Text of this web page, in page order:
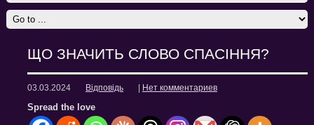
ЩО ЗНАЧИТЬ СЛОВО СПАСІННЯ?
03.03.2024 Відповідь Нет комментариев
Spread the love